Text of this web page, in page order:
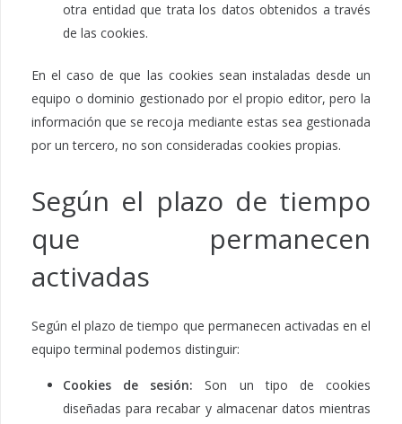
otra entidad que trata los datos obtenidos a través
de las cookies.
En el caso de que las cookies sean instaladas desde un
equipo o dominio gestionado por el propio editor, pero la
información que se recoja mediante estas sea gestionada
por un tercero, no son consideradas cookies propias.
Según el plazo de tiempo
que permanecen
activadas
Según el plazo de tiempo que permanecen activadas en el
equipo terminal podemos distinguir:
Cookies de sesión: Son un tipo de cookies
diseñadas para recabar y almacenar datos mientras